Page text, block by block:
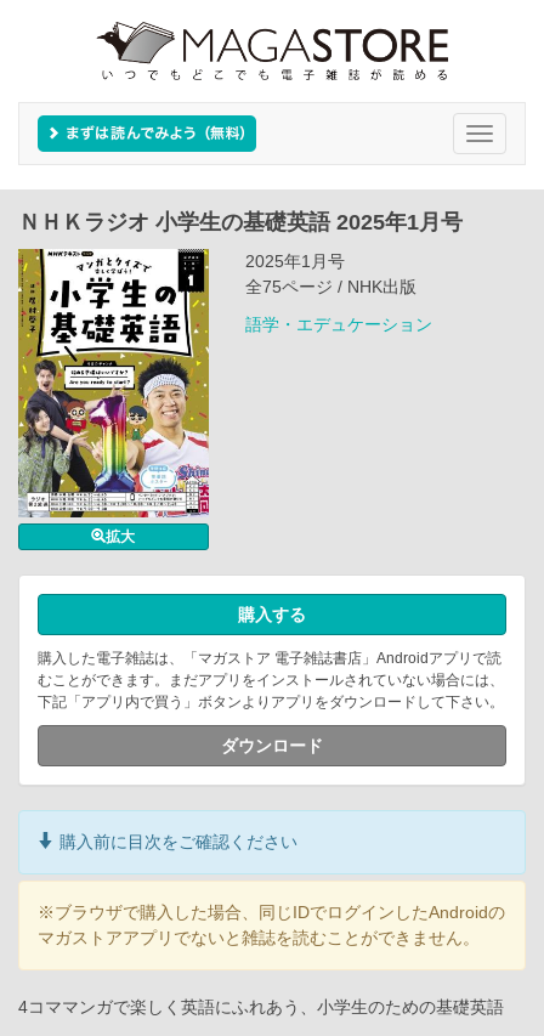
Toggle
ＮＨＫラジオ 小学生の基礎英語 2025年1月号
拡大
2025年1月号
全75ページ / NHK出版
語学・エデュケーション
購入する
購入した電子雑誌は、「マガストア 電子雑誌書店」Androidアプリで読
むことができます。まだアプリをインストールされていない場合には、
下記「アプリ内で買う」ボタンよりアプリをダウンロードして下さい。
ダウンロード
購入前に目次をご確認ください
※ブラウザで購入した場合、同じIDでログインしたAndroidの
マガストアアプリでないと雑誌を読むことができません。
4コママンガで楽しく英語にふれあう、小学生のための基礎英語